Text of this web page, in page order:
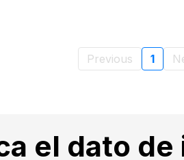
Previous 1
el dato